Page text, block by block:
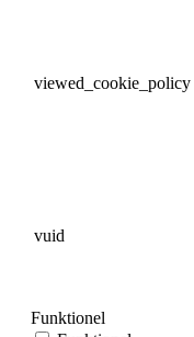
viewed_cookie_policy
vuid
Funktionel